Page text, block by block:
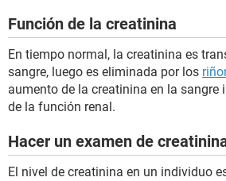
Función de la creatinina
En tiempo normal, la creatinina es
sangre, luego es eliminada por los
aumento de la creatinina en la sangre
de la función renal.
Hacer un examen de
El nivel de creatinina en un individuo